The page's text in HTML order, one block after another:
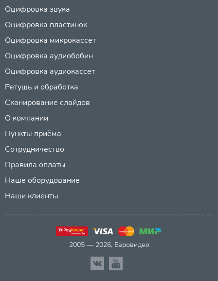
Оцифровка звука
Оцифровка пластинок
Оцифровка микрокассет
Оцифровка аудиобобин
Оцифровка аудиокассет
Ретушь и обработка
Сканирование слайдов
О компании
Пункты приёма
Сотрудничество
Правила оплаты
Наше оборудование
Наши клиенты
2005 — 2026, Евровидео